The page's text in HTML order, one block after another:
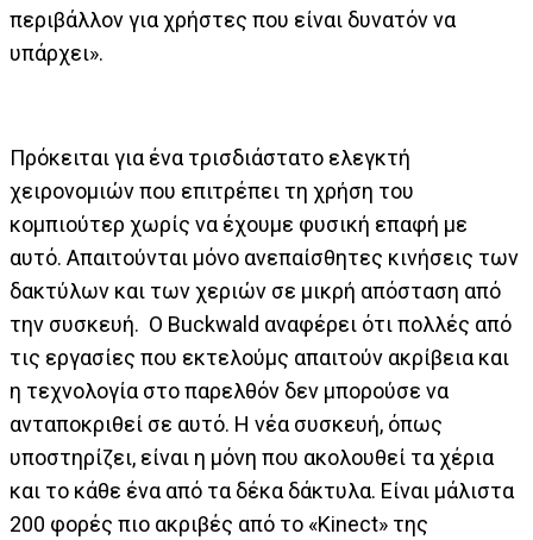
περιβάλλον για χρήστες που είναι δυνατόν να
υπάρχει».
Πρόκειται για ένα τρισδιάστατο ελεγκτή
χειρονομιών που επιτρέπει τη χρήση του
κομπιούτερ χωρίς να έχουμε φυσική επαφή με
αυτό. Απαιτούνται μόνο ανεπαίσθητες κινήσεις των
δακτύλων και των χεριών σε μικρή απόσταση από
την συσκευή. Ο Buckwald αναφέρει ότι πολλές από
τις εργασίες που εκτελούμς απαιτούν ακρίβεια και
η τεχνολογία στο παρελθόν δεν μπορούσε να
ανταποκριθεί σε αυτό. Η νέα συσκευή, όπως
υποστηρίζει, είναι η μόνη που ακολουθεί τα χέρια
και το κάθε ένα από τα δέκα δάκτυλα. Είναι μάλιστα
200 φορές πιο ακριβές από το «Kinect» της